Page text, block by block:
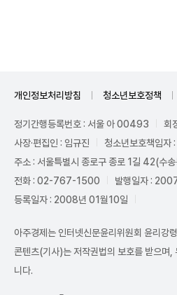
개인정보처리방침 청소년보호정책
정기간행등록번호 : 서울 아 00493
회
사장·편집인 : 임규진
청소년보호책임자
주소 : 서울특별시 종로구 종로 1길 42(수
전화 : 02-767-1500
발행일자 :
등록일자 : 2008년 01월10일
아주경제는 인터넷신문윤리위원회 윤리강
콘텐츠(기사)는 저작권법의 보호를 받으며
니다.